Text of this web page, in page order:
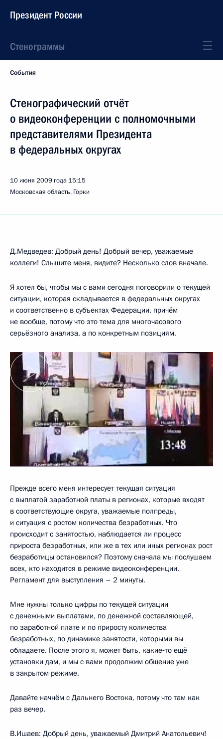
Президент России
Стенограммы
События
Стенографический отчёт
о видеоконференции с полномочными
представителями Президента
в федеральных округах
10 июня 2009 года 15:15
Московская область, Горки
Д.Медведев: Добрый день! Добрый вечер, уважаемые
коллеги! Слышите меня, видите? Несколько слов вначале.
Я хотел бы, чтобы мы с вами сегодня поговорили о текущей
ситуации, которая складывается в федеральных округах
и соответственно в субъектах Федерации, причём
не вообще, потому что это тема для многочасового
серьёзного анализа, а по конкретным позициям.
Прежде всего меня интересует текущая ситуация
с выплатой заработной платы в регионах, которые входят
в соответствующие округа, уважаемые полпреды,
и ситуация с ростом количества безработных. Что
происходит с занятостью, наблюдается ли процесс
прироста безработных, или же в тех или иных регионах рост
безработицы остановился? Поэтому сначала мы послушаем
всех, кто находится в режиме видеоконференции.
Регламент для выступления – 2 минуты.
Мне нужны только цифры по текущей ситуации
с денежными выплатами, по денежной составляющей,
по заработной плате и по приросту количества
безработных, по динамике занятости, которыми вы
обладаете. После этого я, может быть, какие‑то ещё
установки дам, и мы с вами продолжим общение уже
в закрытом режиме.
Давайте начнём с Дальнего Востока, потому что там как
раз вечер.
В.Ишаев: Добрый день, уважаемый Дмитрий Анатольевич!